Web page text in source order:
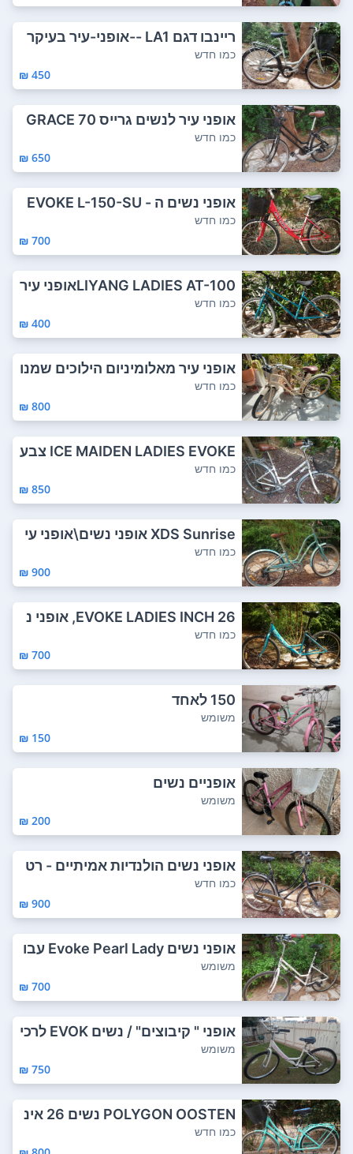
ריינבו דגם LA1 --אופני-עיר בעיקר
לנשים ...
כמו חדש
450 ₪
אופני עיר לנשים גרייס GRACE 70
0C XDS בעי...
כמו חדש
650 ₪
אופני נשים ה - EVOKE L-150-SU
מעוצבים בצ...
כמו חדש
700 ₪
LIYANG LADIES AT-100אופני עיר
\שטח עם כני...
כמו חדש
400 ₪
אופני עיר מאלומיניום הילוכים שמנו
כיסא מ...
כמו חדש
800 ₪
ICE MAIDEN LADIES EVOKE צבע
ים : לבן, פיס...
כמו חדש
850 ₪
XDS Sunrise אופני נשים\אופני עי
ר.7 הילוכ...
כמו חדש
900 ₪
EVOKE LADIES INCH 26, אופני נ
שים עלייה נ...
כמו חדש
700 ₪
150 לאחד
משומש
150 ₪
אופניים נשים
משומש
200 ₪
אופני נשים הולנדיות אמיתיים - רט
רו - שנק...
כמו חדש
900 ₪
אופני נשים Evoke Pearl Lady עבו
ר גובה 15...
משומש
700 ₪
אופני " קיבוצים" / נשים EVOK לרכי
בה קלאס...
משומש
750 ₪
POLYGON OOSTEN נשים 26 אינ
ץ'. אופניים ח...
כמו חדש